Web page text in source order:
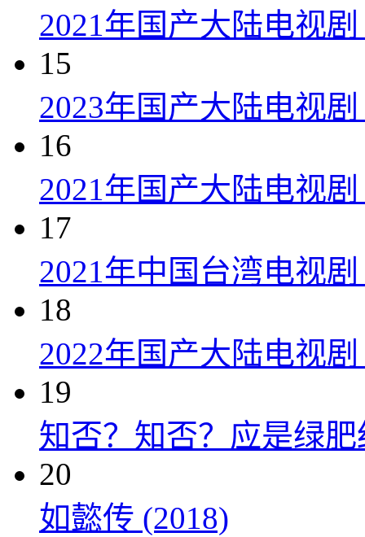
2021年国产大陆电视
15
2023年国产大陆电视
16
2021年国产大陆电视
17
2021年中国台湾电视
18
2022年国产大陆电视
19
知否？知否？应是绿肥
20
如懿传 (2018)